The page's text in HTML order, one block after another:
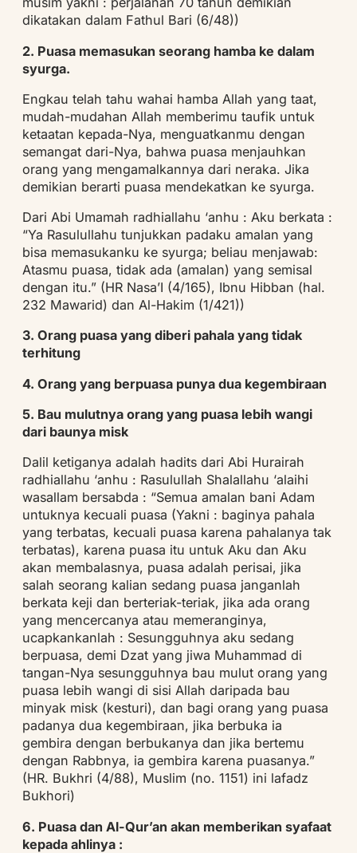
dikatakan dalam Fathul Bari (6/48))
2. Puasa memasukan seorang hamba ke dalam
syurga.
Engkau telah tahu wahai hamba Allah yang taat,
mudah-mudahan Allah memberimu taufik untuk
ketaatan kepada-Nya, menguatkanmu dengan
semangat dari-Nya, bahwa puasa menjauhkan
orang yang mengamalkannya dari neraka. Jika
demikian berarti puasa mendekatkan ke syurga.
Dari Abi Umamah radhiallahu ‘anhu : Aku berkata :
“Ya Rasulullahu tunjukkan padaku amalan yang
bisa memasukanku ke syurga; beliau menjawab:
Atasmu puasa, tidak ada (amalan) yang semisal
dengan itu.” (HR Nasa’I (4/165), Ibnu Hibban (hal.
232 Mawarid) dan Al-Hakim (1/421))
3. Orang puasa yang diberi pahala yang tidak
terhitung
4. Orang yang berpuasa punya dua kegembiraan
5. Bau mulutnya orang yang puasa lebih wangi
dari baunya misk
Dalil ketiganya adalah hadits dari Abi Hurairah
radhiallahu ‘anhu : Rasulullah Shalallahu ‘alaihi
wasallam bersabda : “Semua amalan bani Adam
untuknya kecuali puasa (Yakni : baginya pahala
yang terbatas, kecuali puasa karena pahalanya tak
terbatas), karena puasa itu untuk Aku dan Aku
akan membalasnya, puasa adalah perisai, jika
salah seorang kalian sedang puasa janganlah
berkata keji dan berteriak-teriak, jika ada orang
yang mencercanya atau memeranginya,
ucapkankanlah : Sesungguhnya aku sedang
berpuasa, demi Dzat yang jiwa Muhammad di
tangan-Nya sesungguhnya bau mulut orang yang
puasa lebih wangi di sisi Allah daripada bau
minyak misk (kesturi), dan bagi orang yang puasa
padanya dua kegembiraan, jika berbuka ia
gembira dengan berbukanya dan jika bertemu
dengan Rabbnya, ia gembira karena puasanya.”
(HR. Bukhri (4/88), Muslim (no. 1151) ini lafadz
Bukhori)
6. Puasa dan Al-Qur’an akan memberikan syafaat
kepada ahlinya :